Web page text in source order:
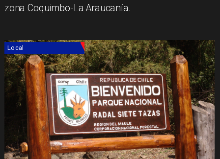
zona Coquimbo-La Araucanía.
Local